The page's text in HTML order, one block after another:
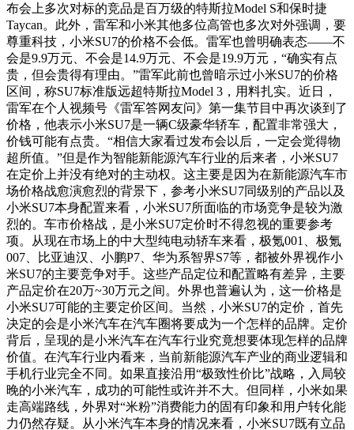
布会上多次对标的竞品是百万级的特斯拉Model S和保时捷
Taycan。此外，雷军和小米其他多位高管也多次对外强调，要
尊重科技，小米SU7的价格不会低。雷军也曾明确表态——不
会是9.9万元、不会是14.9万元、不会是19.9万元，“确实有点
贵，但会贵得有理由。”雷军此前也曾暗示过小米SU7的价格
区间，称SU7标准版远超特斯拉Model 3，用料扎实。近日，
雷军在个人视频号《雷军答网友问》第一集节目中再次谈到了
价格，他表示小米SU7是一辆C级豪华轿车，配置非常强大，
价钱可能有点贵。“相信大家看过发布会以后，一定会觉得物
超所值。”但是作为智能新能源汽车行业的后来者，小米SU7
在定价上并没有绝对的主动权。这主要是因为在新能源汽车市
场价格战愈演愈烈的背景下，参考小米SU7同级别的产品以及
小米SU7本身配置来看，小米SU7所面临的市场竞争是较为激
烈的。车市价格战，是小米SU7定价时不得忽视的重要参考
项。从现在市场上的中大型纯电动轿车来看，极氪001、极氪
007、比亚迪汉、小鹏P7、华为系智界S7等，都被外界视作小
米SU7的主要竞争对手。这些产品定位和配置略有差异，主要
产品定价在20万~30万元之间。外界也普遍认为，这一价格是
小米SU7可能的主要定价区间。当然，小米SU7的定价，首先
决定的会是小米汽车在汽车圈将要成为一个怎样的品牌。定价
背后，呈现的是小米汽车在汽车行业究竟想要体现怎样的品牌
价值。在汽车行业内看来，当前新能源汽车产业的商业逻辑和
手机行业完全不同。如果直接沿用“极致性价比”战略，入局较
晚的小米汽车，成功的可能性或许并不大。但同样，小米如果
走高端路线，外界对“米粉”消费能力的固有印象和用户转化能
力仍然存疑。从小米汽车本身的情况来看，小米SU7既有立品